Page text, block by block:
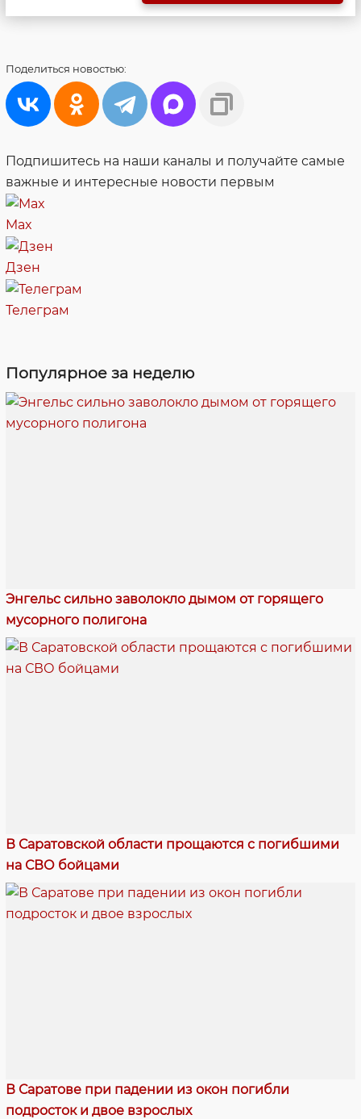
Поделиться новостью:
Подпишитесь на наши каналы и получайте самые
важные и интересные новости первым
Max
Дзен
Телеграм
Популярное за неделю
Энгельс сильно заволокло дымом от горящего
мусорного полигона
В Саратовской области прощаются с погибшими
на СВО бойцами
В Саратове при падении из окон погибли
подросток и двое взрослых